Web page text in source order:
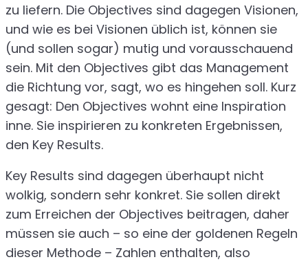
zu liefern. Die Objectives sind dagegen Visionen,
und wie es bei Visionen üblich ist, können sie
(und sollen sogar) mutig und vorausschauend
sein. Mit den Objectives gibt das Management
die Richtung vor, sagt, wo es hingehen soll. Kurz
gesagt: Den Objectives wohnt eine Inspiration
inne. Sie inspirieren zu konkreten Ergebnissen,
den Key Results.
Key Results sind dagegen überhaupt nicht
wolkig, sondern sehr konkret. Sie sollen direkt
zum Erreichen der Objectives beitragen, daher
müssen sie auch – so eine der goldenen Regeln
dieser Methode – Zahlen enthalten, also